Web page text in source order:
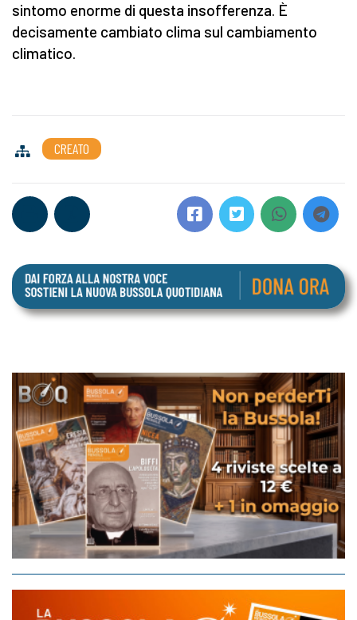
sintomo enorme di questa insofferenza. È
decisamente cambiato clima sul cambiamento
climatico.
CREATO